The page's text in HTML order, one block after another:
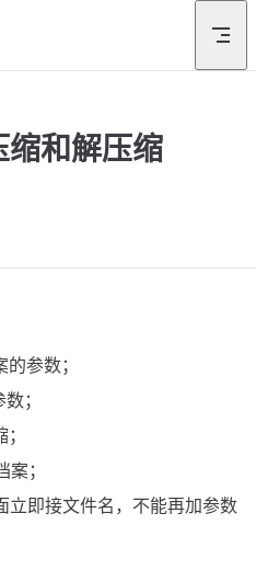
和解压缩
参数；
；
；
即接文件名，不能再加参数